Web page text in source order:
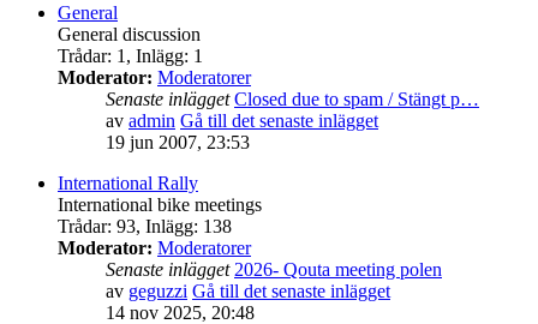
General
General discussion
Trådar: 1 , Inlägg: 1
Moderator: Moderatorer
Senaste inlägget Closed due to spam / Stängt p…
av admin Gå till det senaste inlägget
19 jun 2007, 23:53
International Rally
International bike meetings
Trådar: 93, Inlägg: 138
Moderator: Moderatorer
Senaste inlägget 2026- Qouta meeting polen
av geguzzi Gå till det senaste inlägget
14 nov 2025, 20:48